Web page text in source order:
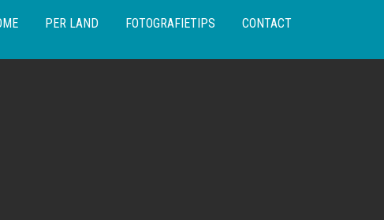
PER LAND FOTOGRAFIETIPS CONTACT